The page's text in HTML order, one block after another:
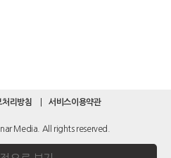
리방침 서비스이용약관
Media. All rights reserved.